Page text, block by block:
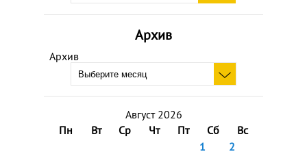
Архив
Архив
Август 2026
Пн
Вт Ср Чт Пт Сб
Вс
1
2